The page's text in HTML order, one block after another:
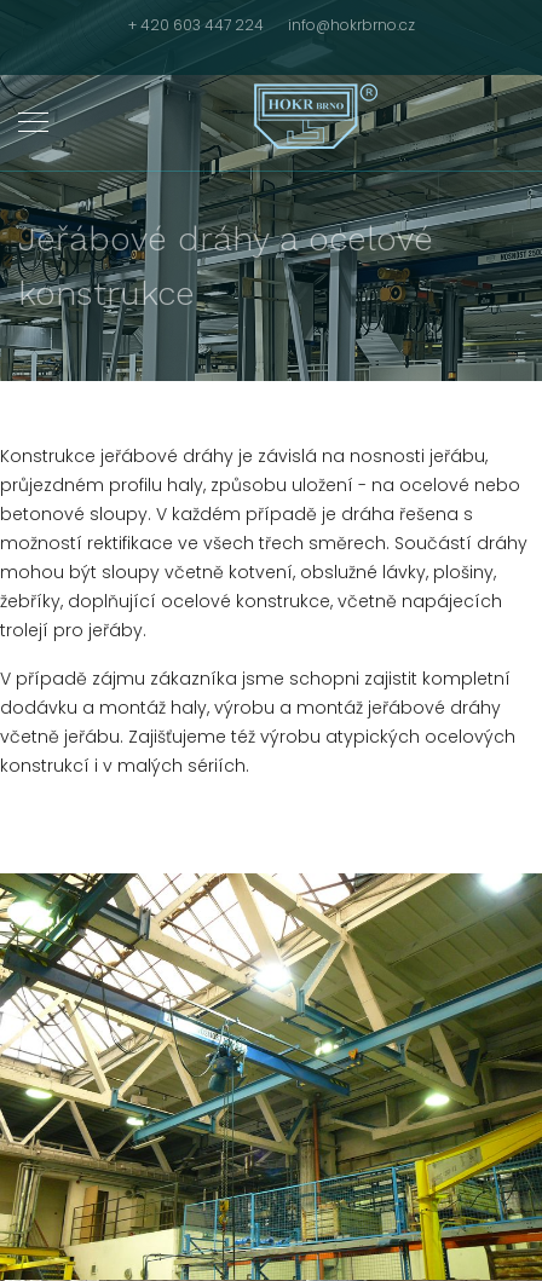
+ 420 603 447 224 info@hokrbrno.cz
Jeřábové dráhy a ocelové
konstrukce
Konstrukce jeřábové dráhy je závislá na nosnosti jeřábu,
průjezdném profilu haly, způsobu uložení - na ocelové nebo
betonové sloupy. V každém případě je dráha řešena s
možností rektifikace ve všech třech směrech. Součástí dráhy
mohou být sloupy včetně kotvení, obslužné lávky, plošiny,
žebříky, doplňující ocelové konstrukce, včetně napájecích
trolejí pro jeřáby.
V případě zájmu zákazníka jsme schopni zajistit kompletní
dodávku a montáž haly, výrobu a montáž jeřábové dráhy
včetně jeřábu. Zajišťujeme též výrobu atypických ocelových
konstrukcí i v malých sériích.